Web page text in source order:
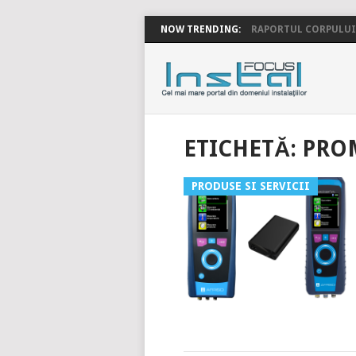
NOW TRENDING: RAPORTUL
ETICHETĂ:
PRODUSE SI SERVICII